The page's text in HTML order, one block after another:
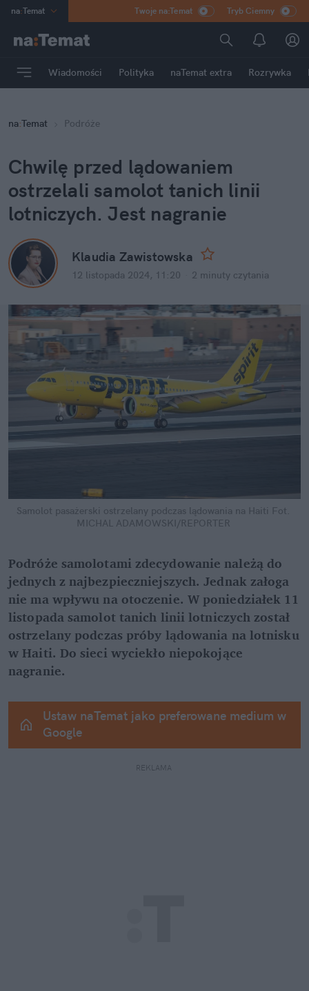
na:Temat
Poland
mama
Rozrywka
Twoje na:Temat Tryb Ciemny
Wiadomości Polityka naTemat extra Rozrywka
na:Temat Podróże
Chwilę przed lądowaniem
ostrzelali samolot tanich linii
lotniczych. Jest nagranie
Klaudia Zawistowska
12 listopada 2024, 11:20 2 minuty czytania
Samolot pasażerski ostrzelany podczas lądowania na Haiti Fot.
MICHAL ADAMOWSKI/REPORTER
Podróże samolotami zdecydowanie należą do
jednych z najbezpieczniejszych. Jednak załoga
nie ma wpływu na otoczenie. W poniedziałek 11
listopada samolot tanich linii lotniczych został
ostrzelany podczas próby lądowania na lotnisku
w Haiti. Do sieci wyciekło niepokojące
nagranie.
Ustaw naTemat jako preferowane medium w
Google
REKLAMA